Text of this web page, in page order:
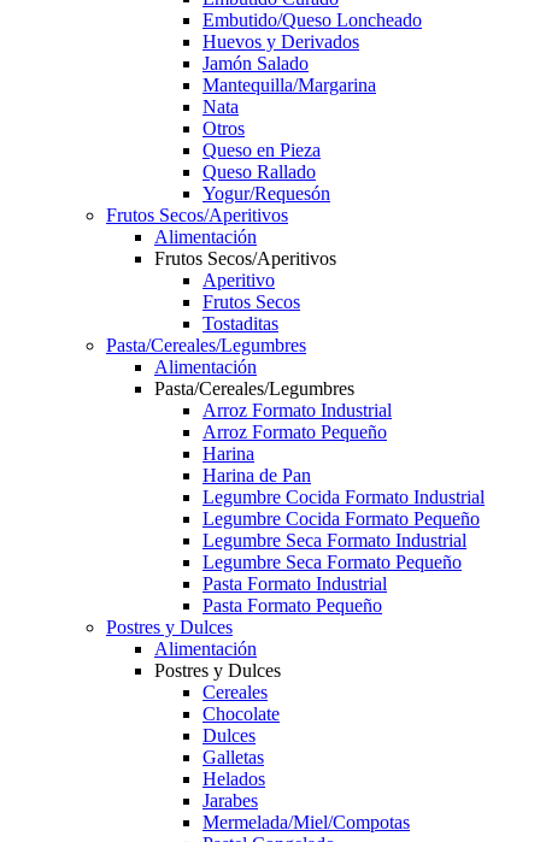
Embutido/Queso Loncheado
Huevos y Derivados
Jamón Salado
Mantequilla/Margarina
Nata
Otros
Queso en Pieza
Queso Rallado
Yogur/Requesón
Frutos Secos/Aperitivos
Alimentación
Frutos Secos/Aperitivos
Aperitivo
Frutos Secos
Tostaditas
Pasta/Cereales/Legumbres
Alimentación
Pasta/Cereales/Legumbres
Arroz Formato Industrial
Arroz Formato Pequeño
Harina
Harina de Pan
Legumbre Cocida Formato Industrial
Legumbre Cocida Formato Pequeño
Legumbre Seca Formato Industrial
Legumbre Seca Formato Pequeño
Pasta Formato Industrial
Pasta Formato Pequeño
Postres y Dulces
Alimentación
Postres y Dulces
Cereales
Chocolate
Dulces
Galletas
Helados
Jarabes
Mermelada/Miel/Compotas